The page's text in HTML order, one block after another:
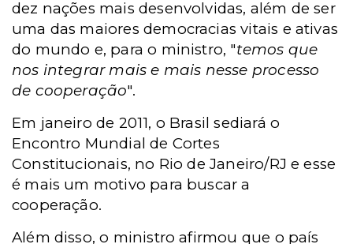
dez nações mais desenvolvidas, além de ser
uma das maiores democracias vitais e ativas
do mundo e, para o ministro, "temos que
nos integrar mais e mais nesse processo
de cooperação".
Em janeiro de 2011, o Brasil sediará o
Encontro Mundial de Cortes
Constitucionais, no Rio de Janeiro/RJ e esse
é mais um motivo para buscar a
cooperação.
Além disso, o ministro afirmou que o país